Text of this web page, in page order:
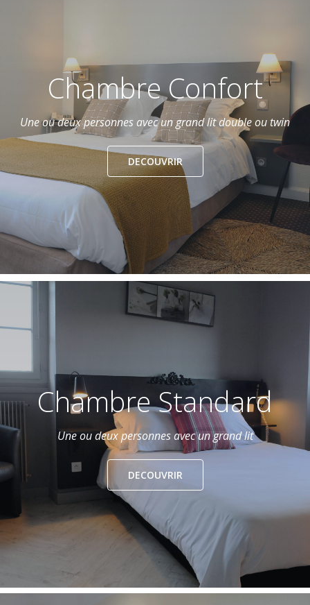
Chambre Confort
Une ou deux personnes avec un grand lit double ou twin
DECOUVRIR
Chambre Standard
Une ou deux personnes avec un grand lit
DECOUVRIR